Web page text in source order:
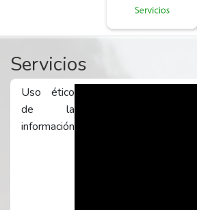
Servicios
Uso ético
de la
información